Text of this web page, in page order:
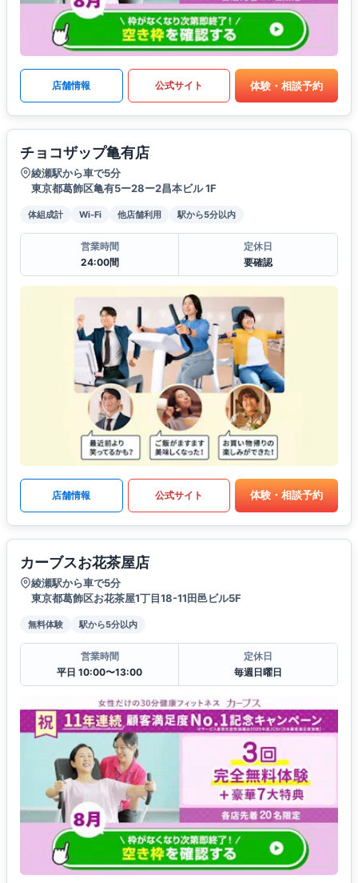
店舗情報 公式サイト 体験・相談予約
チョコザップ亀有店
綾瀬駅から車で5分
東京都葛飾区亀有5ー28ー2昌本ビル 1F
体組成計 Wi-Fi 他店舗利用 駅から5分以内
営業時間
24:00間
定休日
要確認
店舗情報 公式サイト 体験・相談予約
カーブスお花茶屋店
綾瀬駅から車で5分
東京都葛飾区お花茶屋1丁目18-11田邑ビル5F
無料体験 駅から5分以内
営業時間
平日 10:00〜13:00
定休日
毎週日曜日